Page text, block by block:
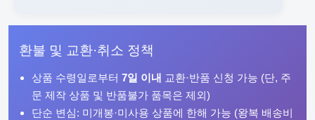
환불 및 교환·취소 정책
상품 수령일로부터 7일 이내 교환·반품 신청 가능 (단, 주
문 제작 상품 및 반품불가 품목은 제외)
단순 변심: 미개봉·미사용 상품에 한해 가능 (왕복 배송비